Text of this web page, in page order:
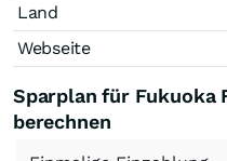
Land
Webseite
Sparplan für Fukuoka
berechnen